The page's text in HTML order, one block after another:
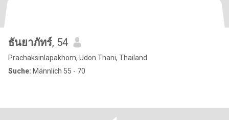
ธันยาภัทร์, 54
Prachaksinlapakhom, Udon Thani, Thailand
Suche: Männlich 55 - 70